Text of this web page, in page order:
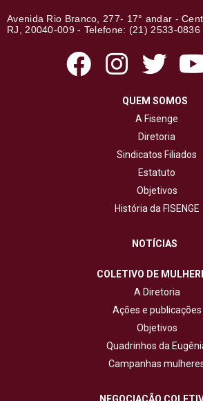
Avenida Rio Branco, 277- 17° andar -
RJ, 20040-009 - Telefone: (21) 2533-0836
QUEM SOMOS
A Fisenge
Diretoria
Sindicatos Filiados
Estatuto
Objetivos
História da FISENGE
NOTÍCIAS
COLETIVO DE
A Diretoria
Ações e publicações
Objetivos
Quadrinhos da
Campanhas